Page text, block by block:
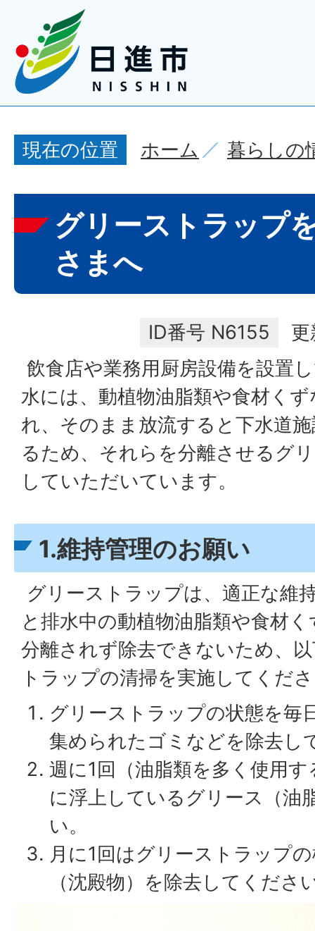
現在の位置 ホーム 暮らしの
グリーストラップ
さまへ
ID番号 N6155
飲食店や業務用厨房設備を設置
水には、動植物油脂類や食材く
れ、そのまま放流すると下水道
るため、それらを分離させるグ
していただいています。
1.維持管理のお願い
グリーストラップは、適正な維
と排水中の動植物油脂類や食材
分離されず除去できないため、
トラップの清掃を実施してくだ
グリーストラップの状態を毎
集められたゴミなどを除去し
週に1回（油脂類を多く使用
に浮上しているグリース（油
い。
月に1回はグリーストラップ
（沈殿物）を除去してくださ